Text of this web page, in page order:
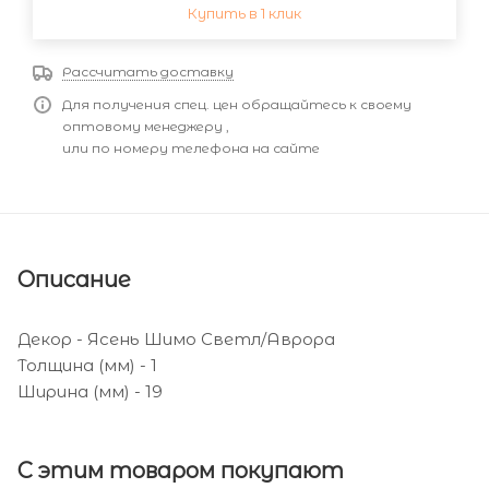
Купить в 1 клик
Рассчитать доставку
Для получения спец. цен обращайтесь к своему
оптовому менеджеру ,
или по номеру телефона на сайте
Описание
Декор - Ясень Шимо Светл/Аврора
Толщина (мм) - 1
Ширина (мм) - 19
С этим товаром покупают